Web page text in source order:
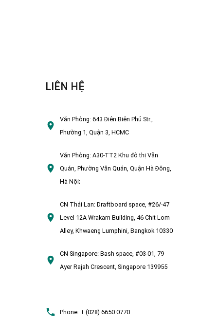
LIÊN HỆ
Văn Phòng:643 Điện Biên Phủ Str.,
Phường 1, Quận 3, HCMC
Văn Phòng:A30-TT2 Khu đô thị Văn
Quán, Phường Văn Quán, Quận Hà Đông,
Hà Nội;
CN Thái Lan: Draftboard space, #26/-47
Level 12A Wrakarn Building, 46 Chit Lom
Alley, Khwaeng Lumphini, Bangkok 10330
CN Singapore: Bash space, #03-01, 79
Ayer Rajah Crescent, Singapore 139955
Phone:+ (028) 6650 0770